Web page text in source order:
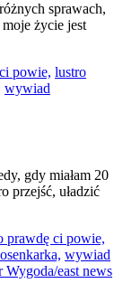
sprawach,
życie jest
powie, lustro
wywiad
gdy miałam 20
przejść, uładzić
prawdę ci powie,
wywiad